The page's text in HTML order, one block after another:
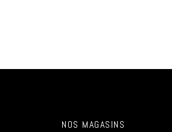
NOS MAGASINS